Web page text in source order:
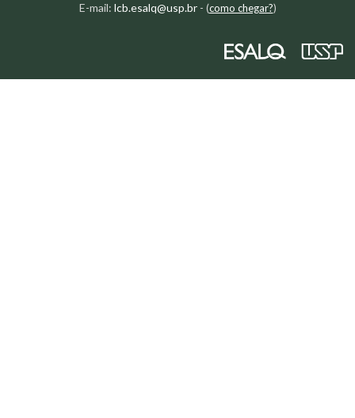
E-mail: lcb.esalq@usp.br- (como chegar?)